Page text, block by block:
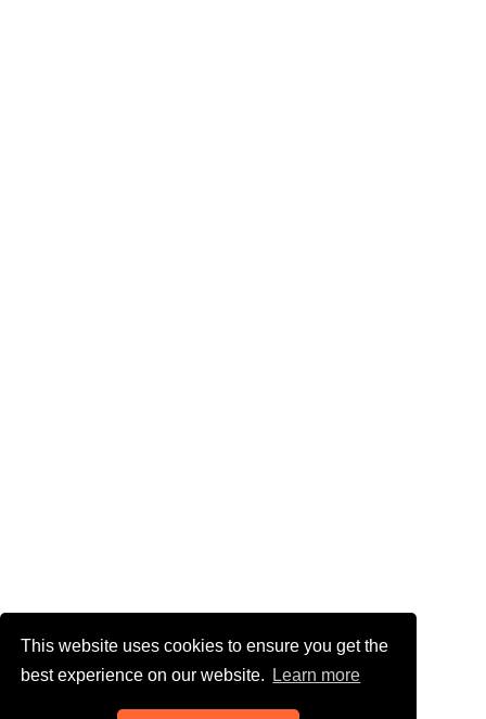
This website uses cookies to ensure you get the
best experience on our website.
Learn more